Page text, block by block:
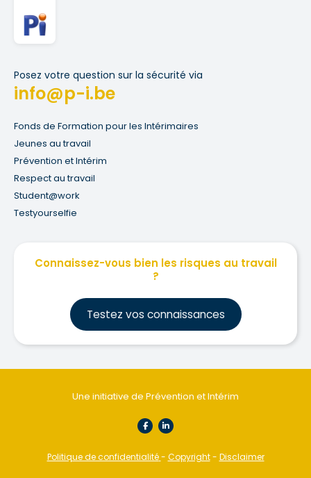
Posez votre question sur la sécurité via
info@p-i.be
Fonds de Formation pour les Intérimaires
Jeunes au travail
Prévention et Intérim
Respect au travail
Student@work
Testyourselfie
Connaissez-vous bien les risques au travail
?
Testez vos connaissances
Une initiative de Prévention et Intérim
Politique de confidentialité - Copyright- Disclaimer